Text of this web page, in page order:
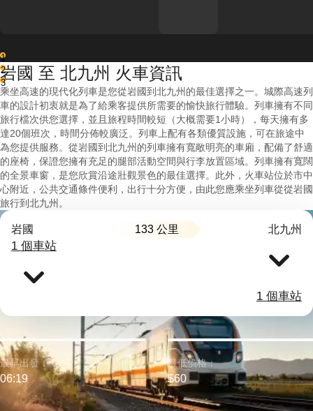
1
2
3
岩國 至 北九州 火車資訊
乘坐高速的現代化列車是您從岩國到北九州的最佳選擇之一。城際高速列
車的設計初衷就是為了給乘客提供所需要的愉快旅行體驗。列車擁有不同
旅行檔次供您選擇，並且旅程時間較短（大概需要1小時），每天擁有多
達20個班次，時間分佈較廣泛。列車上配有各類優質設施，可在旅途中
為您提供服務。從岩國到北九州的列車擁有寬敞明亮的車廂，配備了舒適
的座椅，保證您擁有充足的腿部活動空間與行李放置區域。列車擁有寬闊
的全景車窗，是您欣賞沿途壯觀景色的最佳選擇。此外，火車站位於市中
心附近，公共交通條件便利，出行十分方便，由此您應乘坐列車從從岩國
旅行到北九州。
岩國 133 公里 北九州
1 個車站
1 個車站
最早出發：
06:19
最低價格：
$60